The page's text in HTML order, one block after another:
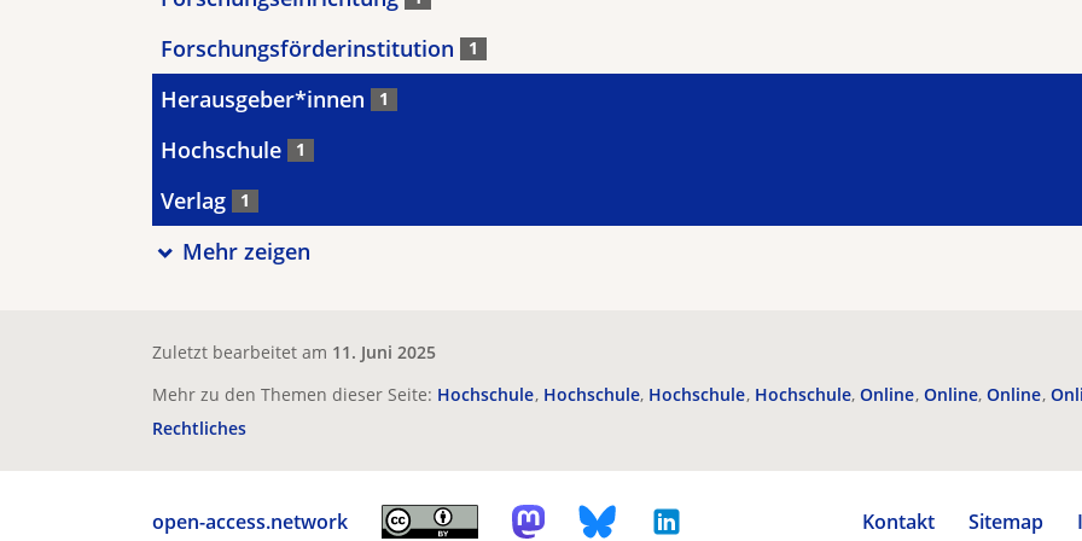
Forschungsförderinstitution 1
Herausgeber*innen 1
Hochschule 1
Verlag 1
Mehr zeigen
Zuletzt bearbeitet am 11. Juni 2025
Mehr zu den Themen dieser Seite: Hochschule Hochschule Hochschule Hochschule Online Online Online
Rechtliches
open-access.network Kontakt Sitemap